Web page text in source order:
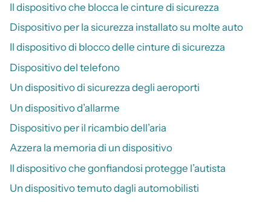
Il dispositivo che blocca le cinture di sicurezza
Dispositivo per la sicurezza installato su molte auto
Il dispositivo di blocco delle cinture di sicurezza
Dispositivo del telefono
Un dispositivo di sicurezza degli aeroporti
Un dispositivo d’allarme
Dispositivo per il ricambio dell’aria
Azzera la memoria di un dispositivo
Il dispositivo che gonfiandosi protegge l’autista
Un dispositivo temuto dagli automobilisti